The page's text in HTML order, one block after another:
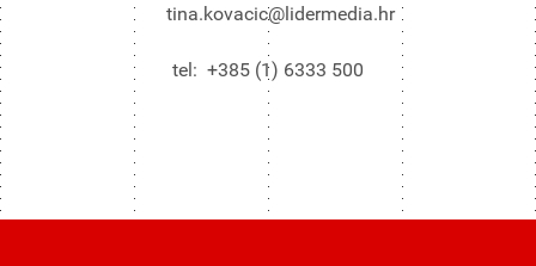
tina.kovacic@lidermedia.hr
tel: +385 (1) 6333 500